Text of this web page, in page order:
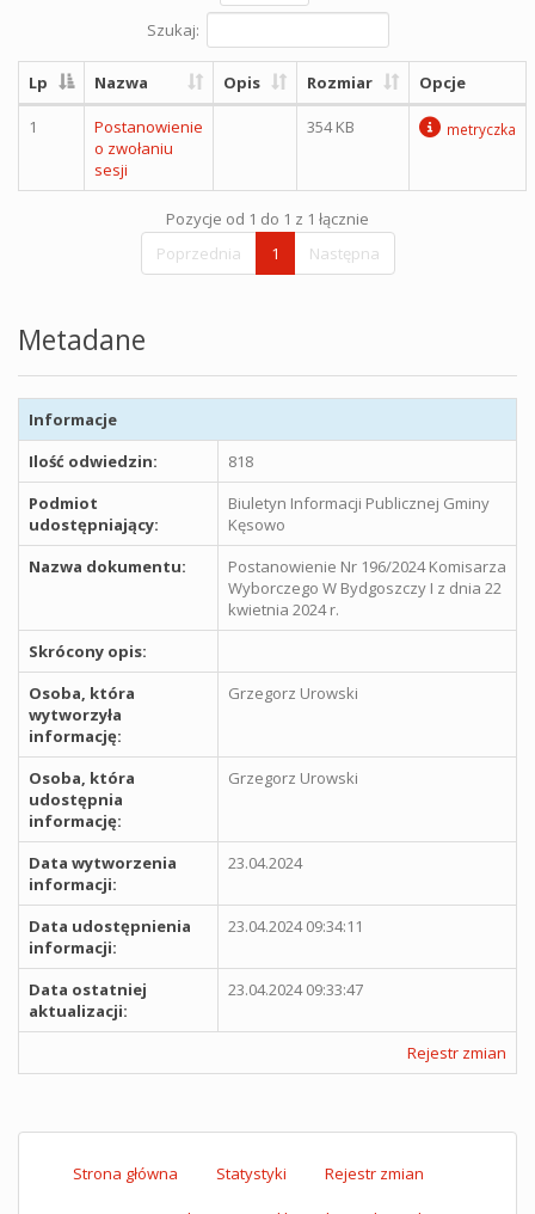
Szukaj:
Lp Nazwa Opis Rozmiar Opcje
1
Postanowienie
o zwołaniu
sesji
354 KB metryczka
Pozycje od 1 do 1 z 1 łącznie
Poprzednia
1 Następna
Metadane
Informacje
Ilość odwiedzin:
818
Podmiot
udostępniający:
Biuletyn Informacji Publicznej Gminy
Kęsowo
Nazwa dokumentu:
Postanowienie Nr 196/2024 Komisarza
Wyborczego W Bydgoszczy I z dnia 22
kwietnia 2024 r.
Skrócony opis:
Osoba, która
wytworzyła
informację:
Grzegorz Urowski
Osoba, która
udostępnia
informację:
Grzegorz Urowski
Data wytworzenia
informacji:
23.04.2024
Data udostępnienia
informacji:
23.04.2024 09:34:11
Data ostatniej
aktualizacji:
23.04.2024 09:33:47
Rejestr zmian
Strona główna Statystyki Rejestr zmian